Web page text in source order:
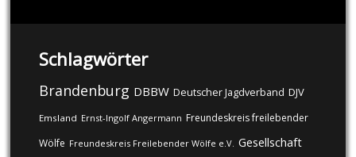
Schlagwörter
Brandenburg DBBW Deutscher Jagdverband DJV
Emsland Ernst-Ingolf Angermann Freundeskreis freilebender
Wölfe Freundeskreis Freilebender Wölfe e.V. Gesellschaft